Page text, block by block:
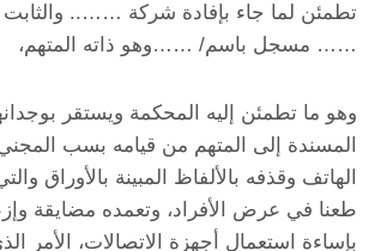
تطمئن لما جاء بإفادة شركة ……..
…… مسجل باسم/ ……وهو ذاته المتهم،
وهو ما تطمئن إليه المحكمة ويستقر
المسندة إلى المتهم من قيامه بسب
الهاتف وقذفه بالألفاظ المبينة بالأوراق
طعنا في عرض الأفراد، وتعمده مضايقة
بإساءة استعمال أجهزة الاتصالات، الأمر